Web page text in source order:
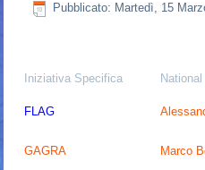
Pubblicato: Martedì, 15
Iniziativa Specifica
FLAG
GAGRA Marco